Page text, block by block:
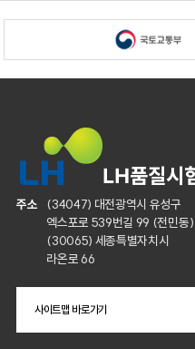
주소
(34047) 대전광역시 유성구
엑스포로 539번길 99 (전민동)
(30065) 세종특별자치시
라온로 66
사이트맵 바로가기